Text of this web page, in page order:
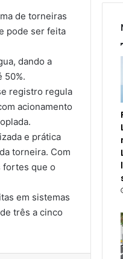
de torneiras
pode ser feita
dando a
50%.
registro regula
acionamento
e prática
torneira. Com
fortes que o
em sistemas
três a cinco